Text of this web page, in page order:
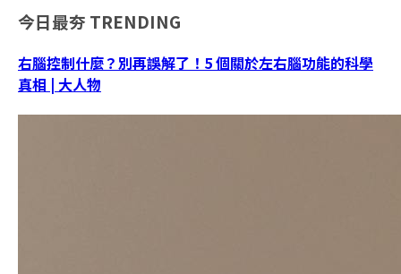
今日最夯 TRENDING
右腦控制什麼？別再誤解了！5 個關於左右腦功能的科學
真相 | 大人物